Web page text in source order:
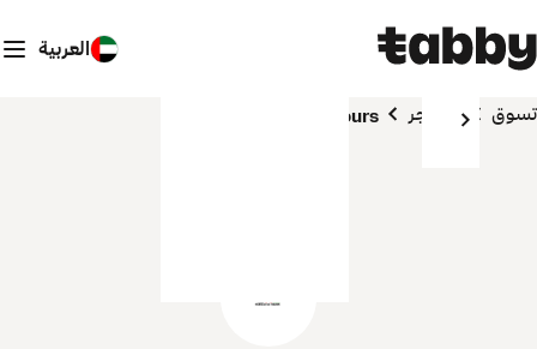
العربية
تسوق المتاجر skz travels and tours